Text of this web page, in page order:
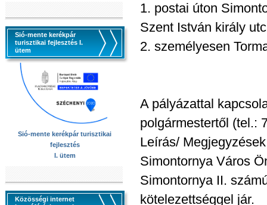
Sió-mente kerékpár
turisztikai fejlesztés I.
ütem
Sió-mente kerékpár turisztikai
fejlesztés
I. ütem
Közösségi internet
1. postai úton
Szent István király
2. személyesen
A pályázattal
polgármestertől (tel.:
Leírás/
Simontornya Város
Simontornya II.
kötelezettséggel jár.